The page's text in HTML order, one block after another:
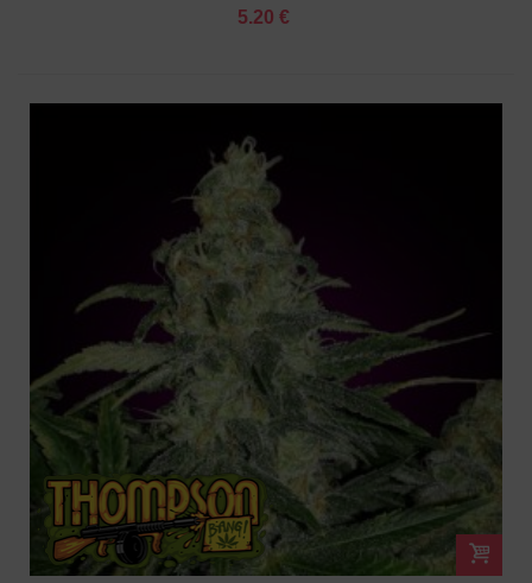
5.20 €